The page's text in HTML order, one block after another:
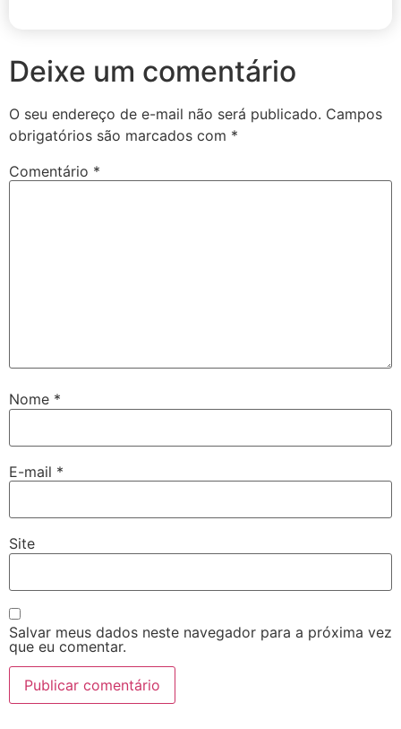
Deixe um comentário
O seu endereço de e-mail não será publicado. Campos
obrigatórios são marcados com *
Comentário *
Nome *
E-mail *
Site
Salvar meus dados neste navegador para a próxima vez
que eu comentar.